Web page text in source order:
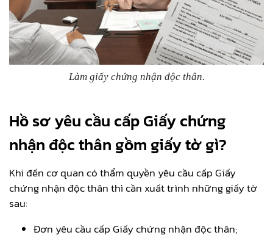
Làm giấy chứng nhận độc thân.
Hồ sơ yêu cầu cấp Giấy chứng
nhận độc thân gồm giấy tờ gì?
Khi đến cơ quan có thẩm quyền yêu cầu cấp Giấy
chứng nhận độc thân thì cần xuất trình những giấy tờ
sau:
Đơn yêu cầu cấp Giấy chứng nhận độc thân;